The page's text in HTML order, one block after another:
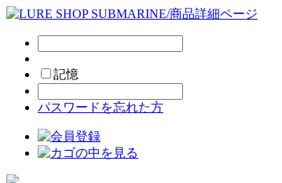
記憶
パスワードを忘れた方